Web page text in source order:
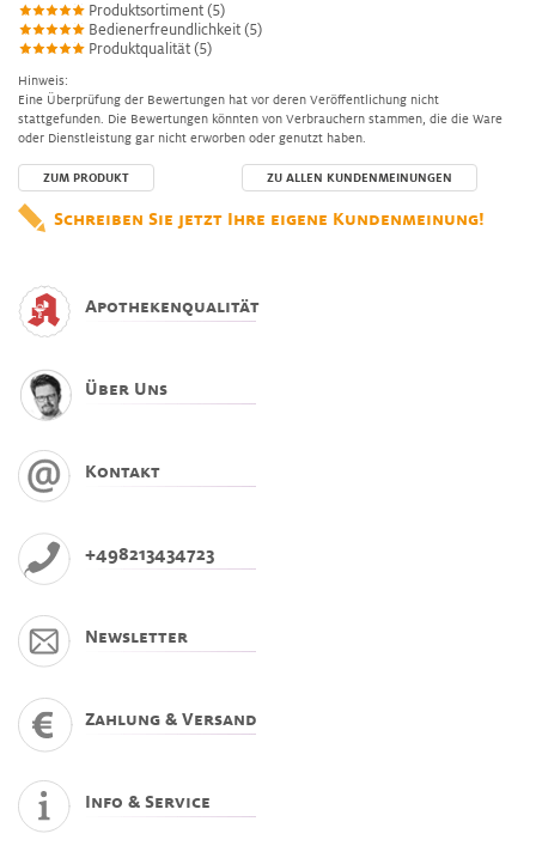
Produktsortiment (5)
Bedienerfreundlichkeit (5)
Produktqualität (5)
Hinweis:
Eine Überprüfung der Bewertungen hat vor deren Veröffentlichung nicht
stattgefunden. Die Bewertungen könnten von Verbrauchern stammen, die die Ware
oder Dienstleistung gar nicht erworben oder genutzt haben.
ZUM PRODUKT ZU ALLEN KUNDENMEINUNGEN
Schreiben Sie jetzt Ihre eigene Kundenmeinung!
Apothekenqualität
Über Uns
Kontakt
+498213434723
Newsletter
Zahlung & Versand
Info & Service